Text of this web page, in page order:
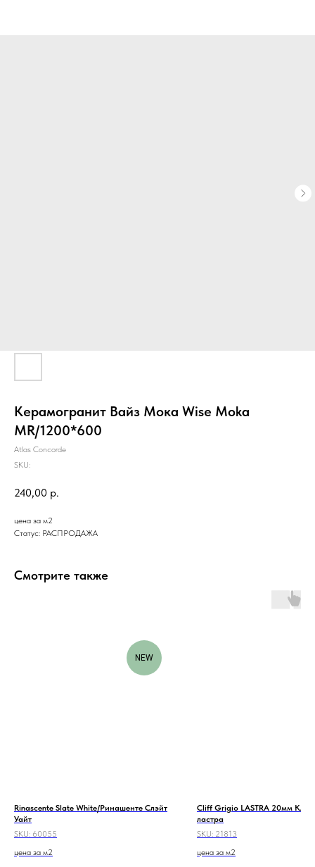
Керамогранит Вайз Мока Wise Moka
MR/1200*600
Atlas Concorde
SKU:
240,00 р.
цена за м2
Статус: РАСПРОДАЖА
Смотрите также
NEW
Rinascente Slate White/Ринашенте Слэйт
Уайт
SKU: 60055
цена за м2
Cliff Grigio LASTRA 20мм
ластра
SKU: 21813
цена за м2